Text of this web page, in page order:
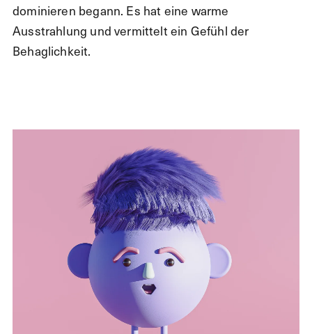
dominieren begann. Es hat eine warme
Ausstrahlung und vermittelt ein Gefühl der
Behaglichkeit.